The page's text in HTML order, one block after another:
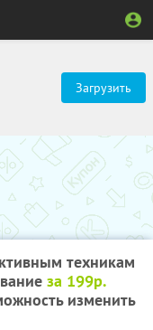
Загрузить
техникам
за 199р.
изменить